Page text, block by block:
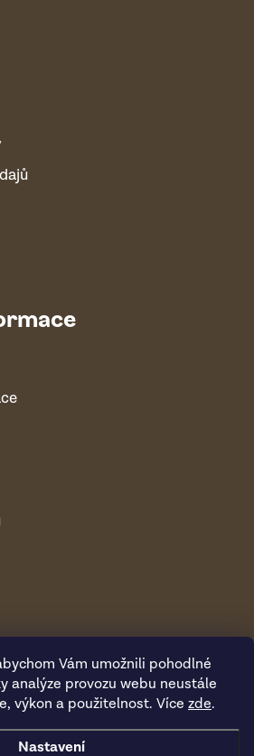
Vám umožnili pohodlné
analýze provozu webu neustále
výkon a použitelnost. Více zde.
Nastavení